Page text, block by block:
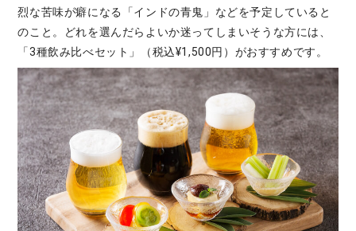
烈な苦味が癖になる「インドの⻘⻤」などを予定していると
のこと。どれを選んだらよいか迷ってしまいそうな方には、
「3種飲み比べセット」（税込¥1,500円）がおすすめです。